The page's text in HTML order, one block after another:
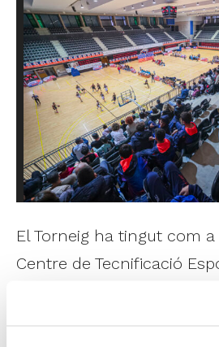
El Torneig ha tingut com
Centre de Tecnificació
real fruit de l'acord que